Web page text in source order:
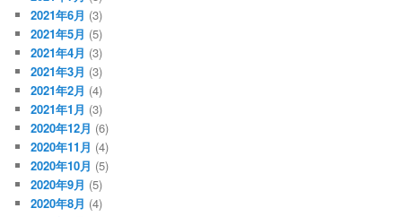
2021年6月 (3)
2021年5月 (5)
2021年4月 (3)
2021年3月 (3)
2021年2月 (4)
2021年1月 (3)
2020年12月 (6)
2020年11月 (4)
2020年10月 (5)
2020年9月 (5)
2020年8月 (4)